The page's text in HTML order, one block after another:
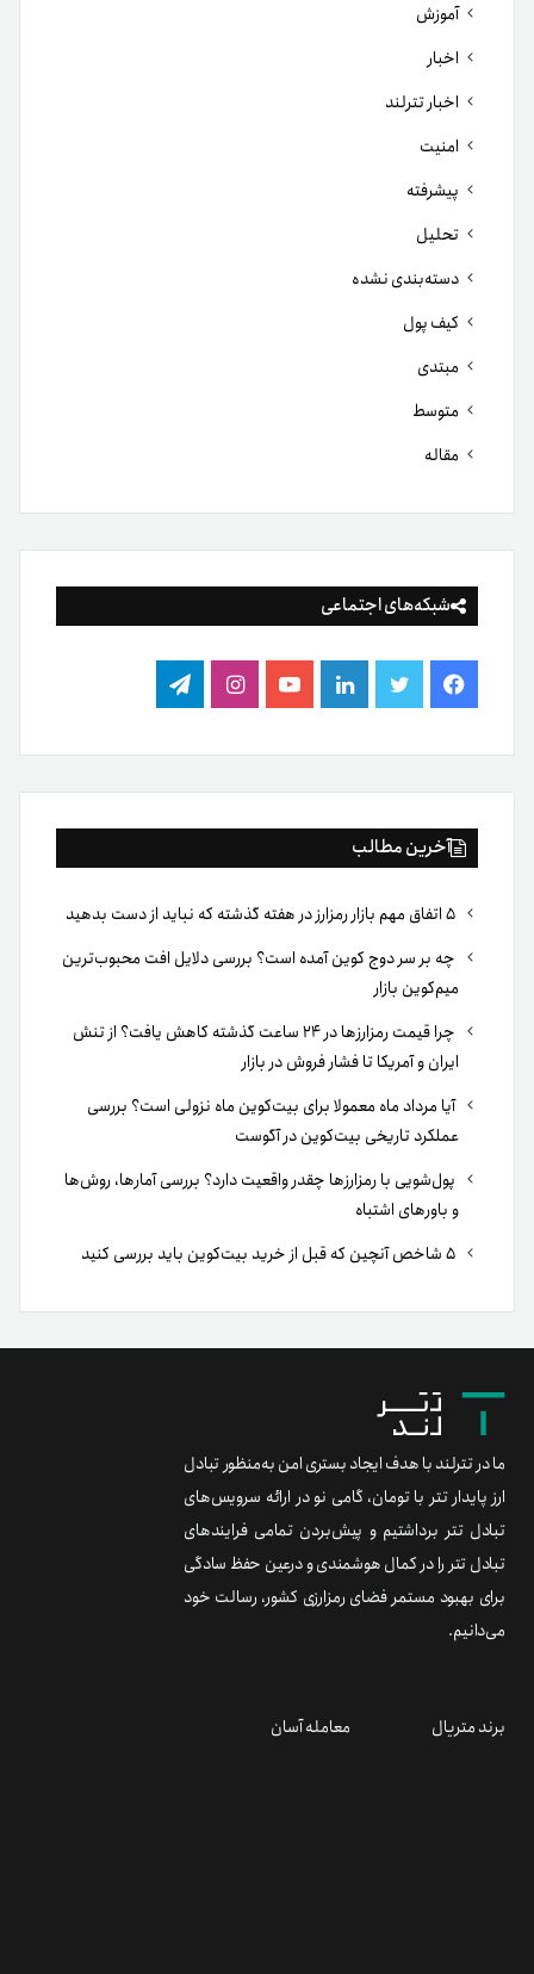
آموزش
اخبار
اخبار تترلند
امنیت
پیشرفته
تحلیل
دسته‌بندی نشده
کیف پول
مبتدی
متوسط
مقاله
شبکه‌های اجتماعی
فیس
بوک
توییتر لینکدینیوتیوباینستاگرام
تلگرام
آخرین مطالب
چه بر سر دوج کوین آمده است؟ بررسی دلایل افت محبوب‌ترین
میم‌کوین بازار
چرا قیمت رمزارزها در ۲۴ ساعت گذشته کاهش یافت؟ از تنش
ایران و آمریکا تا فشار فروش در بازار
آیا مرداد ماه معمولا برای بیت‌کوین ماه نزولی است؟ بررسی
عملکرد تاریخی بیت‌کوین در آگوست
پول‌شویی با رمزارزها چقدر واقعیت دارد؟ بررسی آمارها، روش‌ها
و باورهای اشتباه
ما در تترلند با هدف ایجاد بستری امن به‌منظور تبادل
ارز پایدار تتر با تومان، گامی نو در ارائه سرویس‌های
تبادل تتر برداشتیم و پیش‌بردن تمامی فرایندهای
تبادل تتر را در کمال هوشمندی و درعین حفظ سادگی
برای بهبود مستمر فضای رمزارزی کشور، رسالت خود
می‌دانیم.
برند متریال معامله آسان